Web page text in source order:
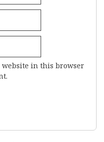
website in this browser